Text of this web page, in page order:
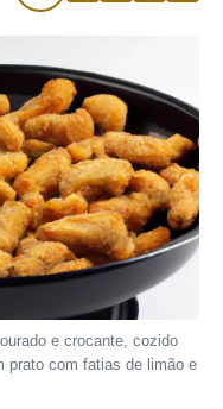
e crocante, cozido
prato com fatias de limão e